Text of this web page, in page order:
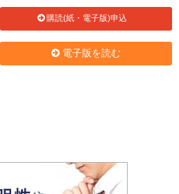
購読(紙・電子版)申込
電子版を読む